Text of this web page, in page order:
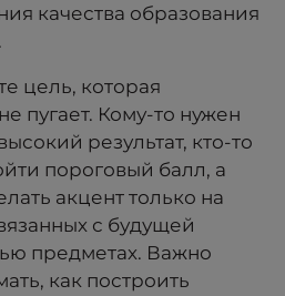
качества образования
цель, которая
пугает. Кому-то нужен
результат, кто-то
пороговый балл, а
акцент только на
с будущей
предметах. Важно
как построить